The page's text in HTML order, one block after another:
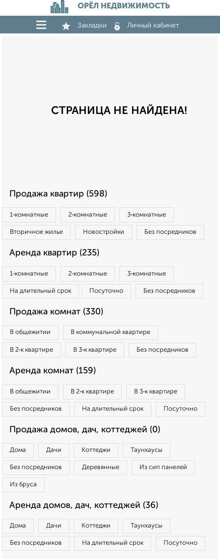
ОРЁЛ НЕДВИЖИМОСТЬ
Закладки Личный кабинет
СТРАНИЦА НЕ НАЙДЕНА!
Продажа квартир (598)
1‑комнатные 2‑комнатные 3‑комнатные
Вторичное жилье Новостройки Без посредников
Аренда квартир (235)
1‑комнатные 2‑комнатные 3‑комнатные
На длительный срок Посуточно Без посредников
Продажа комнат (330)
В общежитии В коммунальной квартире
В 2‑к квартире В 3‑к квартире Без посредников
Аренда комнат (159)
В общежитии В 2‑к квартире В 3‑к квартире
Без посредников На длительный срок Посуточно
Продажа домов, дач, коттеджей (0)
Дома Дачи Коттеджи Таунхаусы
Без посредников Деревянные Из сип панелей
Из бруса
Аренда домов, дач, коттеджей (36)
Дома Дачи Коттеджи Таунхаусы
Без посредников На длительный срок Посуточно